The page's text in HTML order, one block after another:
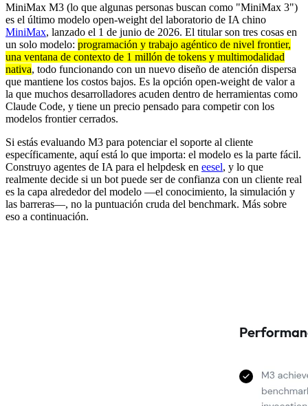
MiniMax M3 (lo que algunas personas buscan como "MiniMax 3")
es el último modelo open-weight del laboratorio de IA chino
MiniMax, lanzado el 1 de junio de 2026. El titular son tres cosas en
un solo modelo: programación y trabajo agéntico de nivel frontier,
una ventana de contexto de 1 millón de tokens y multimodalidad
nativa, todo funcionando con un nuevo diseño de atención dispersa
que mantiene los costos bajos. Es la opción open-weight de valor a
la que muchos desarrolladores acuden dentro de herramientas como
Claude Code, y tiene un precio pensado para competir con los
modelos frontier cerrados.
Si estás evaluando M3 para potenciar el soporte al cliente
específicamente, aquí está lo que importa: el modelo es la parte fácil.
Construyo agentes de IA para el helpdesk en eesel, y lo que
realmente decide si un bot puede ser de confianza con un cliente real
es la capa alrededor del modelo —el conocimiento, la simulación y
las barreras—, no la puntuación cruda del benchmark. Más sobre
eso a continuación.